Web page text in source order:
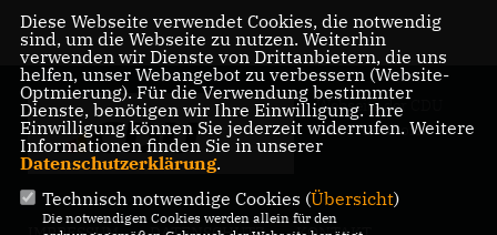
Webseite der CDU
Bad Schönborn
Diese Webseite verwendet Cookies, die notwendig
sind, um die Webseite zu nutzen. Weiterhin
verwenden wir Dienste von Drittanbietern, die uns
helfen, unser Webangebot zu verbessern (Website-
Optmierung). Für die Verwendung bestimmter
Dienste, benötigen wir Ihre Einwilligung. Ihre
Einwilligung können Sie jederzeit widerrufen. Weitere
Informationen finden Sie in unserer
Datenschutzerklärung.
Technisch notwendige Cookies (Übersicht)
Die notwendigen Cookies werden allein für den